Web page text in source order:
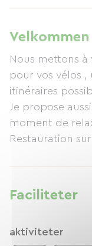
retter med
traditionelle
med sin unikke
skuespillerinde,
personer og
energihealing,
Et usædvanligt
din hverdag.
Nous mettons
pour vos vélos ,
itinéraires
Je propose
moment de
Restauration
Faciliteter
aktiviteter